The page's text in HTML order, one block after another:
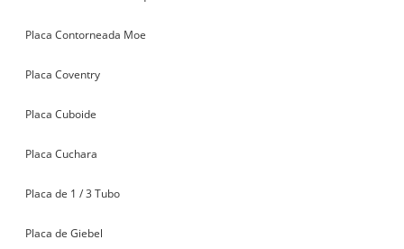
Placa Contorneada Moe
Placa Coventry
Placa Cuboide
Placa Cuchara
Placa de 1 / 3 Tubo
Placa de Giebel